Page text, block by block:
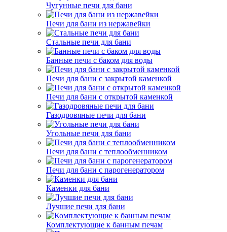
Чугунные печи для бани
Печи для бани из нержавейки
Стальные печи для бани
Банные печи с баком для воды
Печи для бани с закрытой каменкой
Печи для бани с открытой каменкой
Газодровяные печи для бани
Угольные печи для бани
Печи для бани с теплообменником
Печи для бани с парогенератором
Каменки для бани
Лучшие печи для бани
Комплектующие к банным печам